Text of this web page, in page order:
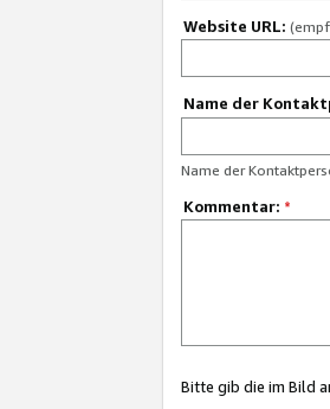
Website URL:
Name der
Name der
Kommentar: *
Bitte gib die im Bild